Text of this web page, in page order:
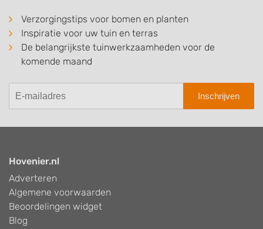
Verzorgingstips voor bomen en planten
Inspiratie voor uw tuin en terras
De belangrijkste tuinwerkzaamheden voor de
komende maand
Inschrijven
Hovenier.nl
Adverteren
Algemene voorwaarden
Beoordelingen widget
Blog